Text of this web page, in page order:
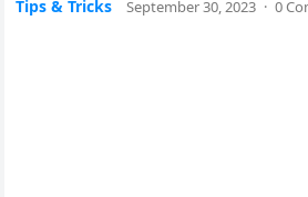
Tips & Tricks September 30, 2023 · 0